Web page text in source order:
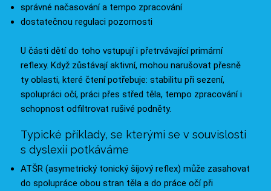
správné načasování a tempo zpracování
dostatečnou regulaci pozornosti
U části dětí do toho vstupují i přetrvávající primární
reflexy. Když zůstávají aktivní, mohou narušovat přesně
ty oblasti, které čtení potřebuje: stabilitu při sezení,
spolupráci očí, práci přes střed těla, tempo zpracování i
schopnost odfiltrovat rušivé podněty.
Typické příklady, se kterými se v souvislosti
s dyslexií potkáváme
ATŠR (asymetrický tonický šíjový reflex) může zasahovat
do spolupráce obou stran těla a do práce očí při